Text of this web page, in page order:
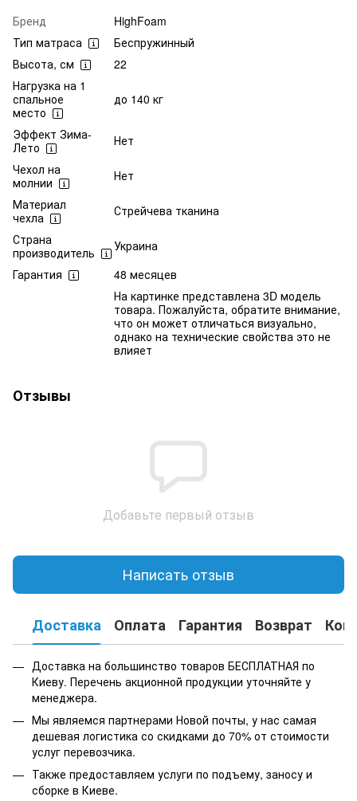
Бренд
HighFoam
Тип матраса
Беспружинный
Высота, см
22
Нагрузка на 1
спальное
место
до 140 кг
Эффект Зима-
Лето
Нет
Чехол на
молнии
Нет
Материал
чехла
Стрейчева тканина
Страна
производитель
Украина
Гарантия
48 месяцев
На картинке представлена 3D модель
товара. Пожалуйста, обратите внимание,
что он может отличаться визуально,
однако на технические свойства это не
влияет
Отзывы
Добавьте первый отзыв
Написать отзыв
Доставка Оплата Гарантия Возврат
Доставка на большинство товаров БЕСПЛАТНАЯ по
Киеву. Перечень акционной продукции уточняйте у
менеджера.
Мы являемся партнерами Новой почты, у нас самая
дешевая логистика со скидками до 70% от стоимости
услуг перевозчика.
Также предоставляем услуги по подъему, заносу и
сборке в Киеве.